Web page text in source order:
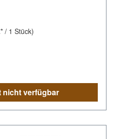
/ 1 Stück)
nicht verfügbar